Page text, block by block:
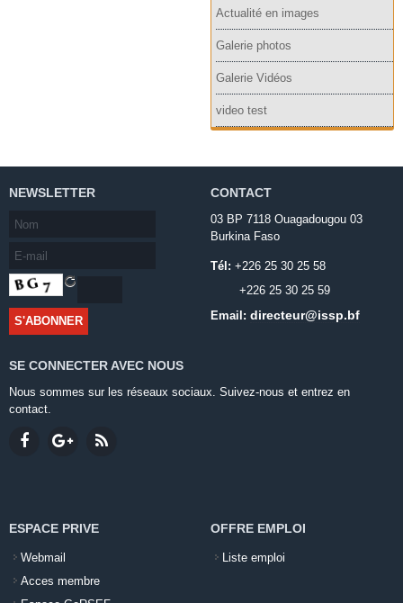
Actualité en images
Galerie photos
Galerie Vidéos
video test
NEWSLETTER CONTACT
03 BP 7118 Ouagadougou 03
Burkina Faso
Tél: +226 25 30 25 58
+226 25 30 25 59
Email: directeur@issp.bf
SE CONNECTER AVEC NOUS
Nous sommes sur les réseaux sociaux. Suivez-nous et entrez en
contact.
ESPACE PRIVE
Webmail
Acces membre
OFFRE EMPLOI
Liste emploi